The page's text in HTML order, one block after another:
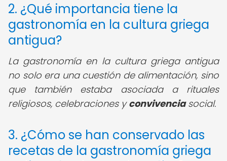
2. ¿Qué importancia tiene la
gastronomía en la cultura griega
antigua?
La gastronomía en la cultura griega antigua
no solo era una cuestión de alimentación, sino
que también estaba asociada a rituales
religiosos, celebraciones yconvivenciasocial.
3. ¿Cómo se han conservado las
recetas de la gastronomía griega